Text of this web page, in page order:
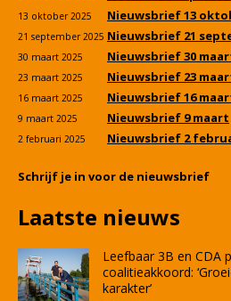
13 oktober 2025 Nieuwsbrief 13
21 september 2025 Nieuwsbrief 21
30 maart 2025 Nieuwsbrief 30
23 maart 2025 Nieuwsbrief 23
16 maart 2025 Nieuwsbrief 16
9 maart 2025 Nieuwsbrief 9 maart
2 februari 2025 Nieuwsbrief 2
Schrijf je in voor de nieuwsbrief
Laatste nieuws
Leefbaar 3B en CDA
coalitieakkoord:
karakter’